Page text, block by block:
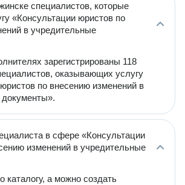
специалистов, которые
«Консультации юристов по
в учредительные
зарегистрированы 118
оказывающих услугу
по внесению изменений в
в сфере «Консультации
изменений в учредительные
каталогу, а можно создать